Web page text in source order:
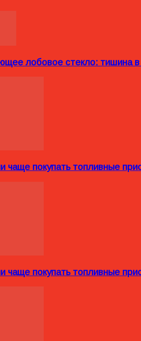
лобовое стекло: тишина в
чаще покупать топливные
чаще покупать топливные